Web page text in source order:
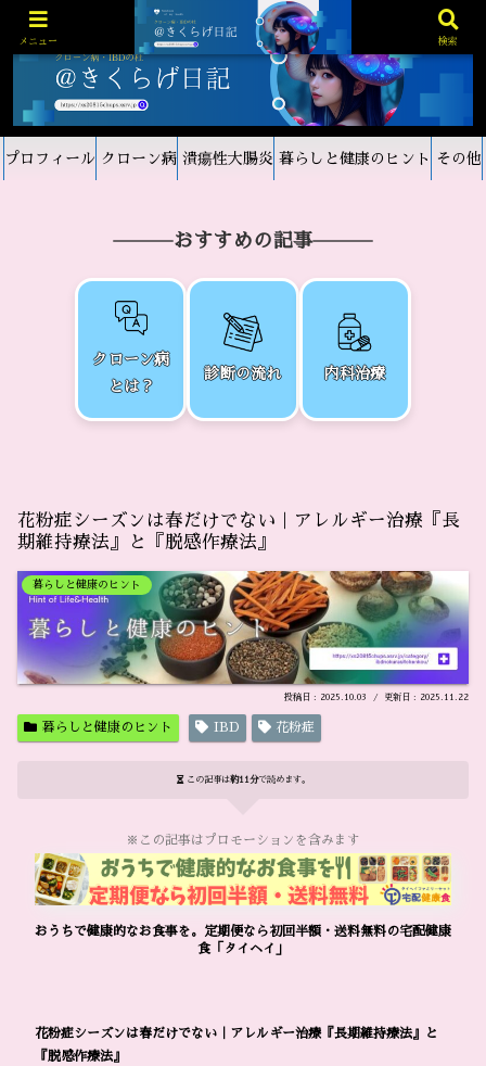
プロフィール クローン病 潰瘍性大腸炎 暮らしと健康のヒント その他
おすすめの記事
クローン病
とは？
診断の流れ 内科治療
花粉症シーズンは春だけでない｜アレルギー治療『長
期維持療法』と『脱感作療法』
暮らしと健康のヒント
2025.10.03 2025.11.22
暮らしと健康のヒント IBD 花粉症
この記事は約11分で読めます。
※この記事はプロモーションを含みます
おうちで健康的なお食事を。定期便なら初回半額・送料無料の宅配健康
食「タイヘイ」
花粉症シーズンは春だけでない｜アレルギー治療『長期維持療法』と
『脱感作療法』
メニュー 検索